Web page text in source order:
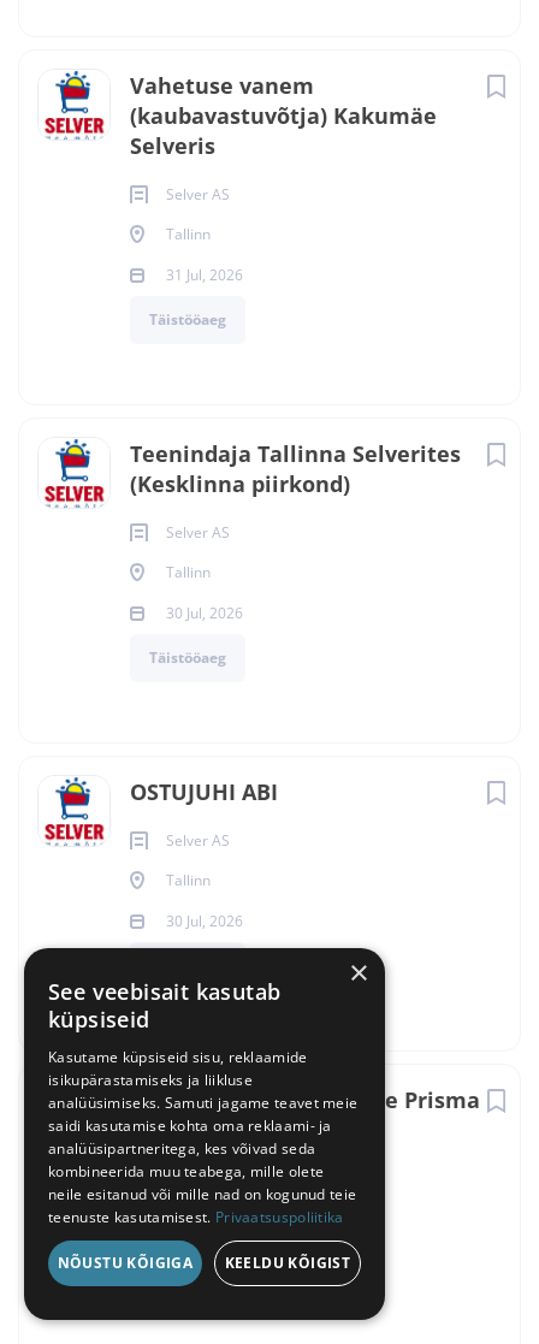
Vahetuse vanem
(kaubavastuvõtja) Kakumäe
Selveris
Selver AS
Tallinn
31 Jul, 2026
Täistööaeg
Teenindaja Tallinna Selverites
(Kesklinna piirkond)
Selver AS
Tallinn
30 Jul, 2026
Täistööaeg
OSTUJUHI ABI
Selver AS
Tallinn
30 Jul, 2026
Klienditeenindaja Tiskre Prisma
Prisma Peremarket AS
Tiskre
30 Jul, 2026
Täistööaeg
×
See veebisait kasutab
küpsiseid
Kasutame küpsiseid sisu, reklaamide
isikupärastamiseks ja liikluse
analüüsimiseks. Samuti jagame teavet meie
saidi kasutamise kohta oma reklaami- ja
analüüsipartneritega, kes võivad seda
kombineerida muu teabega, mille olete
neile esitanud või mille nad on kogunud teie
teenuste kasutamisest. Privaatsuspoliitika
NÕUSTU KÕIGIGA KEELDU KÕIGIST